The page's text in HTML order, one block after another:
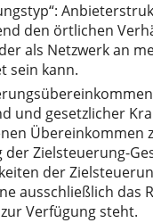
den örtlichen
als Netzwerk an
sein kann.
und gesetzlicher
Übereinkommen
der Zielsteuerung-
der
ausschließlich das
Verfügung steht.